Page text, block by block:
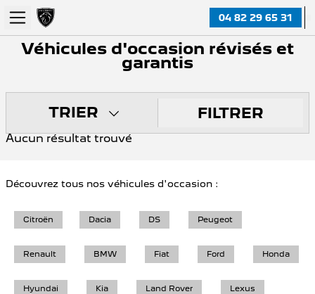
04 82 29 65 31
Véhicules d'occasion révisés et
garantis
TRIER FILTRER
Aucun résultat trouvé
Découvrez tous nos véhicules d'occasion :
Citroën Dacia DS Peugeot
Renault BMW Fiat Ford Honda
Hyundai Kia Land Rover Lexus